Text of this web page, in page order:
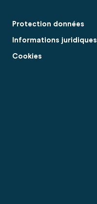
Protection données
Informations juridiques
Cookies